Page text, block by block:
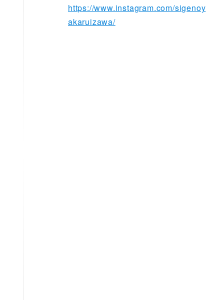
https://www.instagram.com/sigenoy
akaruizawa/